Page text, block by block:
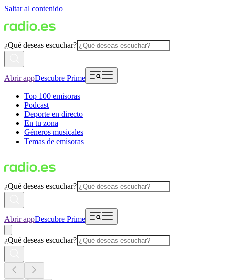
Saltar al contenido
¿Qué deseas escuchar?
Abrir appDescubre Prime
Top 100 emisoras
Podcast
Deporte en directo
En tu zona
Géneros musicales
Temas de emisoras
¿Qué deseas escuchar?
Abrir appDescubre Prime
¿Qué deseas escuchar?